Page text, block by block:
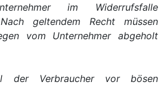
im Widerrufsfalle
geltendem Recht müssen
vom Unternehmer abgeholt
der Verbraucher vor bösen